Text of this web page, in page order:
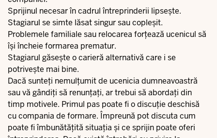
Sprijinul necesar în cadrul întreprinderii lipsește.
Stagiarul se simte lăsat singur sau copleșit.
Problemele familiale sau relocarea forțează ucenicul să
își încheie formarea prematur.
Stagiarul găsește o carieră alternativă care i se
potrivește mai bine.
Dacă sunteți nemulțumit de ucenicia dumneavoastră
sau vă gândiți să renunțați, ar trebui să abordați din
timp motivele. Primul pas poate fi o discuție deschisă
cu compania de formare. Împreună pot discuta cum
poate fi îmbunătățită situația și ce sprijin poate oferi